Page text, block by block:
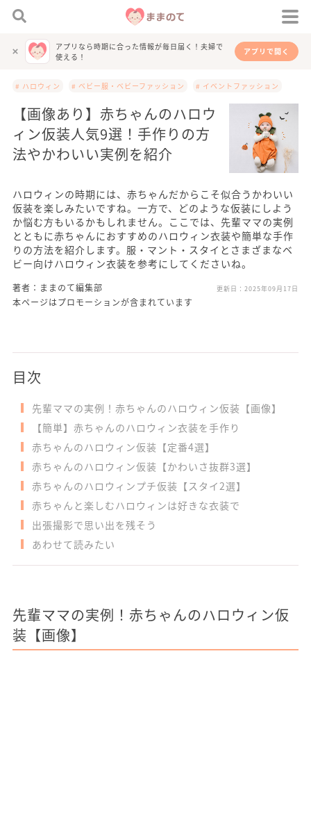
アプリなら時期に合った情報が毎日届く！夫婦で
使える！
アプリで開く
# ハロウィン # ベビー服・ベビーファッション # イベントファッション
【画像あり】赤ちゃんのハロウ
ィン仮装人気9選！手作りの方
法やかわいい実例を紹介
ハロウィンの時期には、赤ちゃんだからこそ似合うかわいい
仮装を楽しみたいですね。一方で、どのような仮装にしよう
か悩む方もいるかもしれません。ここでは、先輩ママの実例
とともに赤ちゃんにおすすめのハロウィン衣装や簡単な手作
りの方法を紹介します。服・マント・スタイとさまざまなベ
ビー向けハロウィン衣装を参考にしてくださいね。
著者：ままのて編集部 更新日： 2025年09月17日
本ページはプロモーションが含まれています
目次
先輩ママの実例！赤ちゃんのハロウィン仮装【画像】
【簡単】赤ちゃんのハロウィン衣装を手作り
赤ちゃんのハロウィン仮装【定番4選】
赤ちゃんのハロウィン仮装【かわいさ抜群3選】
赤ちゃんのハロウィンプチ仮装【スタイ2選】
赤ちゃんと楽しむハロウィンは好きな衣装で
出張撮影で思い出を残そう
あわせて読みたい
先輩ママの実例！赤ちゃんのハロウィン仮
装【画像】